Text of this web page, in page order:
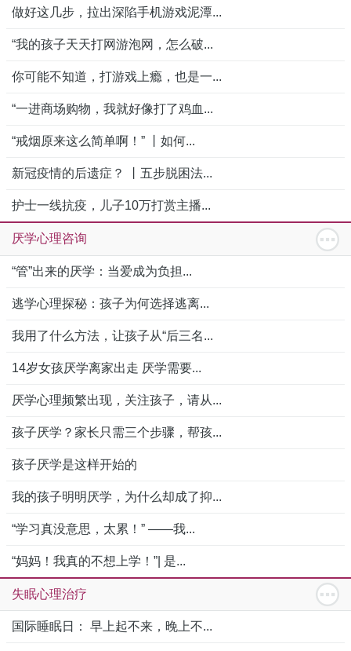
做好这几步，拉出深陷手机游戏泥潭...
“我的孩子天天打网游泡网，怎么破...
你可能不知道，打游戏上瘾，也是一...
“一进商场购物，我就好像打了鸡血...
“戒烟原来这么简单啊！” 丨如何...
新冠疫情的后遗症？ 丨五步脱困法...
护士一线抗疫，儿子10万打赏主播...
厌学心理咨询
“管”出来的厌学：当爱成为负担...
逃学心理探秘：孩子为何选择逃离...
我用了什么方法，让孩子从“后三名...
14岁女孩厌学离家出走 厌学需要...
厌学心理频繁出现，关注孩子，请从...
孩子厌学？家长只需三个步骤，帮孩...
孩子厌学是这样开始的
我的孩子明明厌学，为什么却成了抑...
“学习真没意思，太累！” ——我...
“妈妈！我真的不想上学！”| 是...
失眠心理治疗
国际睡眠日： 早上起不来，晚上不...